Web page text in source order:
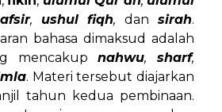
, ushul fiqh, dan sirah.
bahasa dimaksud adalah
mencakupnahwu,sharf,
. Materi tersebut diajarkan
tahun kedua pembinaan.